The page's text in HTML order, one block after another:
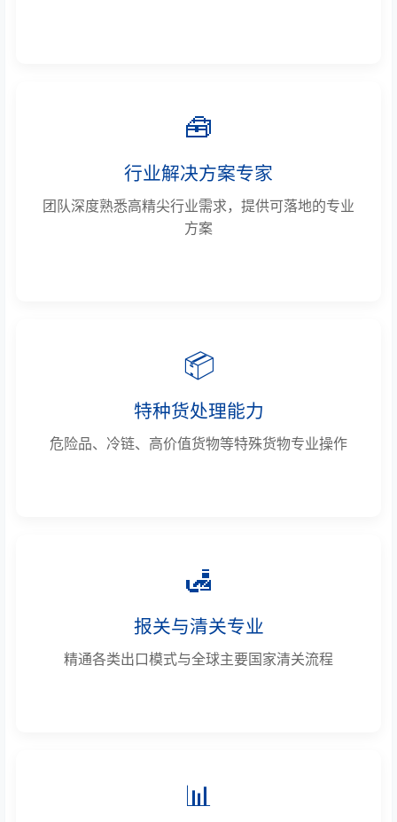
🧰
行业解决方案专家
团队深度熟悉高精尖行业需求，提供可落地的专业
方案
📦
特种货处理能力
危险品、冷链、高价值货物等特殊货物专业操作
🛃
报关与清关专业
精通各类出口模式与全球主要国家清关流程
📊